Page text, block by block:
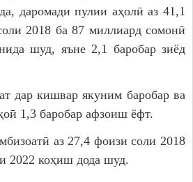
даромади пулии аҳолӣ аз 41,1
2018 ба 87 миллиард сомонӣ
шуд, яъне 2,1 баробар зиёд
дар кишвар якуним баробар ва
1,3 баробар афзоиш ёфт.
аз 27,4 фоизи соли 2018
2022 коҳиш дода шуд.